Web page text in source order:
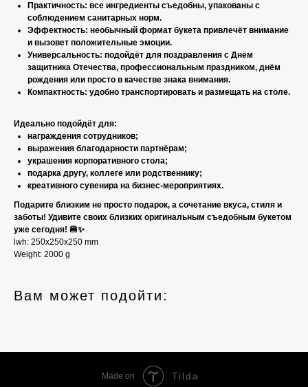
Практичность: все ингредиенты съедобны, упакованы с
соблюдением санитарных норм.
Эффектность: необычный формат букета привлечёт внимание
и вызовет положительные эмоции.
Универсальность: подойдёт для поздравления с Днём
защитника Отечества, профессиональным праздником, днём
рождения или просто в качестве знака внимания.
Компактность: удобно транспортировать и размещать на столе.
Идеально подойдёт для:
награждения сотрудников;
выражения благодарности партнёрам;
украшения корпоративного стола;
подарка другу, коллеге или родственнику;
креативного сувенира на бизнес-мероприятиях.
Подарите близким не просто подарок, а сочетание вкуса, стиля и
заботы! Удивите своих близких оригинальным съедобным букетом
уже сегодня! 🍔✨
lwh: 250x250x250 mm
Weight: 2000 g
Вам может подойти:
Made on Tilda